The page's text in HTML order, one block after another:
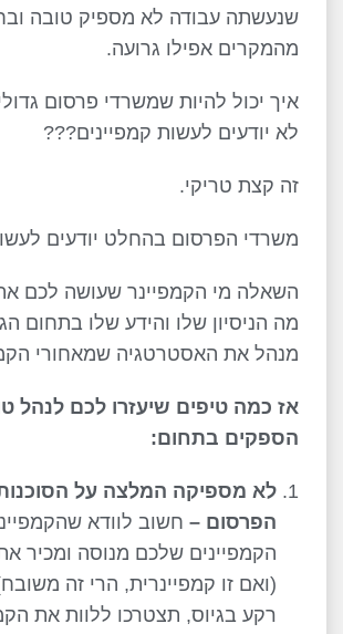
שנעשתה עבודה לא מספיק טובה
מהמקרים אפילו גרועה.
איך יכול להיות שמשרדי פרסום
לא יודעים לעשות קמפיינים???
זה קצת טריקי.
משרדי הפרסום בהחלט יודעים
השאלה מי הקמפיינר שעושה לכם
מה הניסיון שלו והידע שלו בתחום
מנהל את האסטרטגיה שמאחורי
אז כמה טיפים שיעזרו לכם לנהל
הספקים בתחום:
לא מספיקה המלצה על
הפרסום – חשוב לוודא
הקמפיינים שלכם מנוסה ומכיר
(ואם זו קמפיינרית, הרי זה
רקע בגיוס, תצטרכו ללוות את